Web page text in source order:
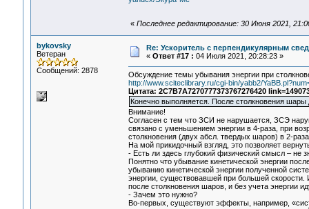
« Последнее редактирование: 30 Июня 2021,
bykovsky
Ветеран
Сообщений: 2878
Re: Ускоритель с перпендикулярным
« Ответ #17 : 04 Июля 2021, 20:28:23 »
Обсуждение темы убывания энергии при
http://www.sciteclibrary.ru/cgi-bin/yabb2/
Цитата: 2C7B7A7270777373767276420
Конечно выполняется. После столкновения
Внимание!
Согласен с тем что ЗСИ не нарушается, ЗСЭ
связано с уменьшением энергии в 4-раза, при
столкновения (двух абсл. твердых шаров) в 2-
На мой прикидочный взгляд, это позволяет
- Есть ли здесь глубокий физический смысл – не
Понятно что убывание кинетической энергии
убыванию кинетической энергии полученной
энергии, существовавшей при большей
после столкновения шаров, и без учета энергии
- Зачем это нужно?
Во-первых, существуют эффекты, например,